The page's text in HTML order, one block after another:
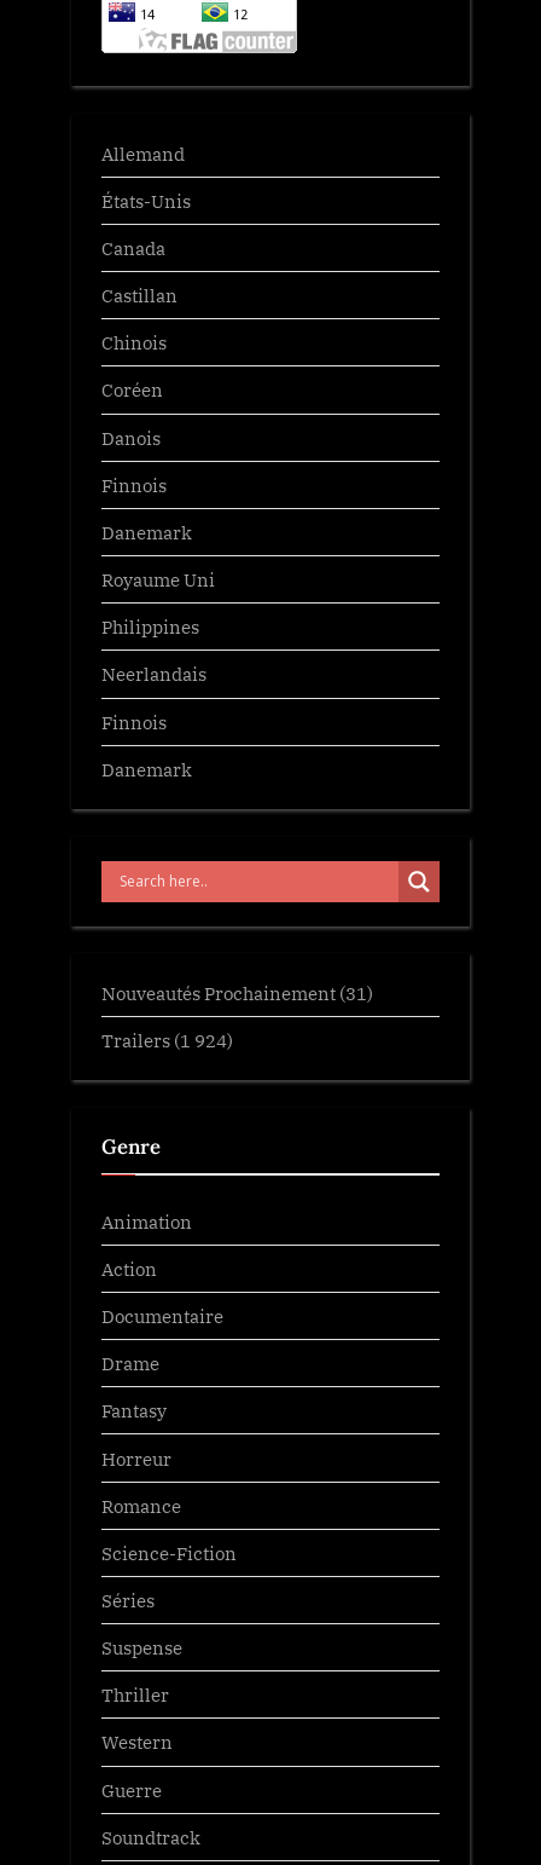
Allemand
États-Unis
Canada
Castillan
Chinois
Coréen
Danois
Finnois
Danemark
Royaume Uni
Philippines
Neerlandais
Finnois
Danemark
Nouveautés Prochainement (31)
Trailers (1 924)
Genre
Animation
Action
Documentaire
Drame
Fantasy
Horreur
Romance
Science-Fiction
Séries
Suspense
Thriller
Western
Guerre
Soundtrack